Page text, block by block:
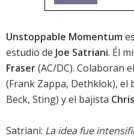
Unstoppable Momentum
estudio de Joe Satriani. Él
Fraser(AC/DC). Colaboran
(Frank Zappa, Dethklok), el
Beck, Sting) y el bajista
Satriani: La idea fue